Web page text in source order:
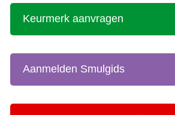
Keurmerk aanvragen
Aanmelden Smulgids